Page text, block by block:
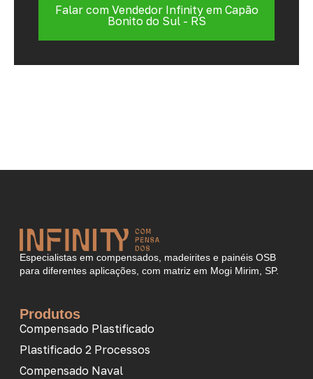
Falar com Vendedor Infinity em Capão
Bonito do Sul - RS
Especialistas em compensados, madeirites e painéis OSB
para diferentes aplicações, com matriz em Mogi Mirim, SP.
Produtos
Compensado Plastificado
Plastificado 2 Processos
Compensado Naval